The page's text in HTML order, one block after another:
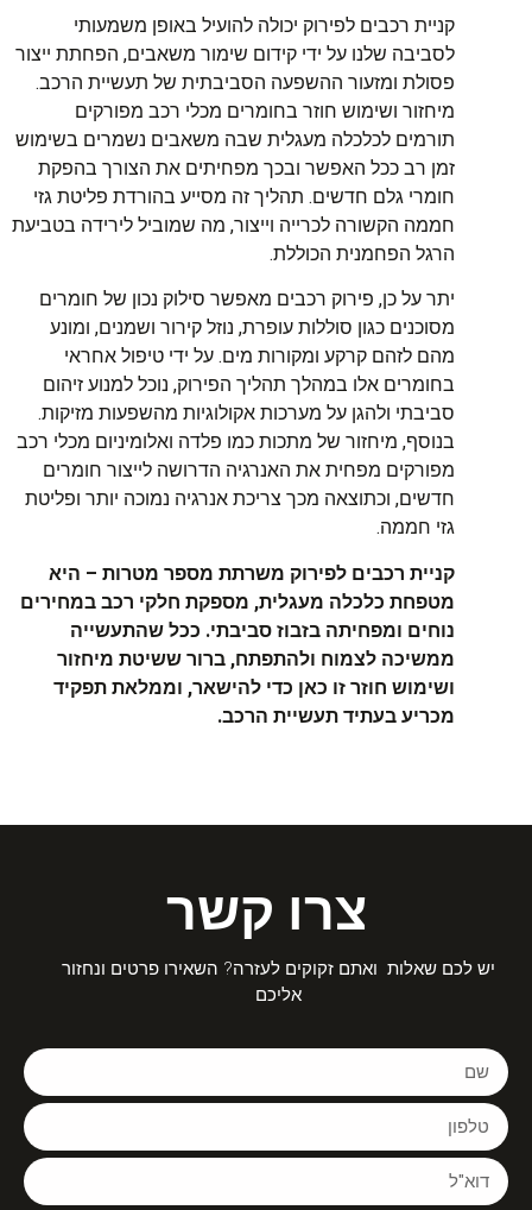
קניית רכבים לפירוק יכולה להועיל באופן משמעותי
לסביבה שלנו על ידי קידום שימור משאבים, הפחתת ייצור
פסולת ומזעור ההשפעה הסביבתית של תעשיית הרכב.
מיחזור ושימוש חוזר בחומרים מכלי רכב מפורקים
תורמים לכלכלה מעגלית שבה משאבים נשמרים בשימוש
זמן רב ככל האפשר ובכך מפחיתים את הצורך בהפקת
חומרי גלם חדשים. תהליך זה מסייע בהורדת פליטת גזי
חממה הקשורה לכרייה וייצור, מה שמוביל לירידה בטביעת
הרגל הפחמנית הכוללת.
יתר על כן, פירוק רכבים מאפשר סילוק נכון של חומרים
מסוכנים כגון סוללות עופרת, נוזל קירור ושמנים, ומונע
מהם לזהם קרקע ומקורות מים. על ידי טיפול אחראי
בחומרים אלו במהלך תהליך הפירוק, נוכל למנוע זיהום
סביבתי ולהגן על מערכות אקולוגיות מהשפעות מזיקות.
בנוסף, מיחזור של מתכות כמו פלדה ואלומיניום מכלי רכב
מפורקים מפחית את האנרגיה הדרושה לייצור חומרים
חדשים, וכתוצאה מכך צריכת אנרגיה נמוכה יותר ופליטת
גזי חממה.
קניית רכבים לפירוק משרתת מספר מטרות – היא
מטפחת כלכלה מעגלית, מספקת חלקי רכב במחירים
נוחים ומפחיתה בזבוז סביבתי. ככל שהתעשייה
ממשיכה לצמוח ולהתפתח, ברור ששיטת מיחזור
ושימוש חוזר זו כאן כדי להישאר, וממלאת תפקיד
מכריע בעתיד תעשיית הרכב.
צרו קשר
יש לכם שאלות ואתם זקוקים לעזרה? השאירו פרטים ונחזור
אליכם